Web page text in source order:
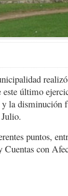
último
la disminución
puntos,
con